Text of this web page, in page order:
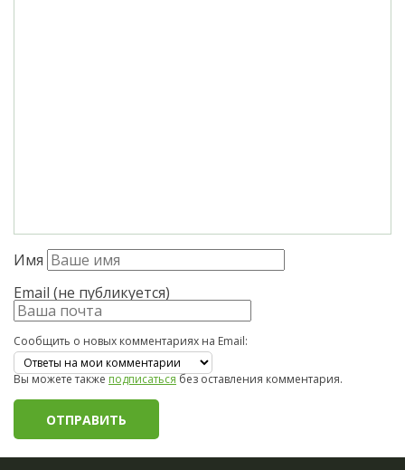
Имя
Email (не публикуется)
Сообщить о новых комментариях на Email:
Вы можете такжеподписатьсябез оставления комментария.